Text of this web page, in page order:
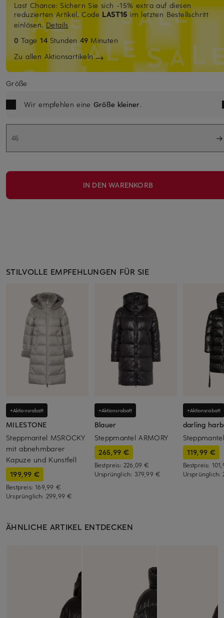
Last Chance: Sichern Sie sich -15% extra auf diesen
reduzierten Artikel. Code LAST15im letzten Bestellschritt
einlösen.Details
0 Tage14 Stunden 49 Minuten
Zu allen Aktionsartikeln
Größe
Wir empfehlen eine Größe kleiner.
46
IN DEN WARENKORB
STILVOLLE EMPFEHLUNGEN FÜR SIE
+Aktionsrabatt
MILESTONE
Steppmantel MSROCKY
mit abnehmbarer
Kapuze und Kunstfell
199,99 €
Bestpreis:169,99 €
Ursprünglich: 299,99 €
+Aktionsrabatt
Blauer
Steppmantel ARMORY
265,99 €
Bestpreis: 226,09 €
Ursprünglich: 379,99 €
+Aktionsrabatt
darling
Steppmantel
119,99 €
Bestpreis:
Ursprünglich:
ÄHNLICHE ARTIKEL ENTDECKEN